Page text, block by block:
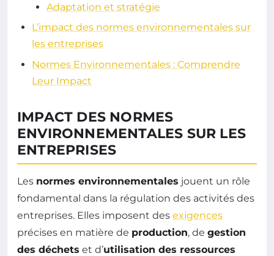
Adaptation et stratégie
L’impact des normes environnementales sur
les entreprises
Normes Environnementales : Comprendre
Leur Impact
IMPACT DES NORMES
ENVIRONNEMENTALES SUR LES
ENTREPRISES
Les normes environnementales jouent un rôle
fondamental dans la régulation des activités des
entreprises. Elles imposent des exigences
précises en matière de production, de gestion
des déchets et d’utilisation des ressources